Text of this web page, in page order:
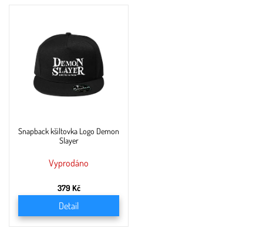
Snapback kšiltovka Logo Demon
Slayer
Vyprodáno
379 Kč
Detail